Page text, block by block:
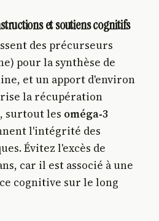
et soutiens cognitifs
des précurseurs
pour la synthèse de
et un apport d'environ
la récupération
surtout les oméga‑3
l'intégrité des
Évitez l'excès de
car il est associé à une
cognitive sur le long